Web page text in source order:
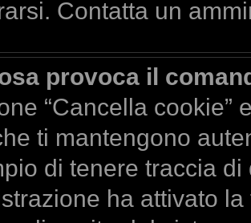
Contatta un
provoca il
“Cancella
ti mantengono
di tenere traccia
ha attivato